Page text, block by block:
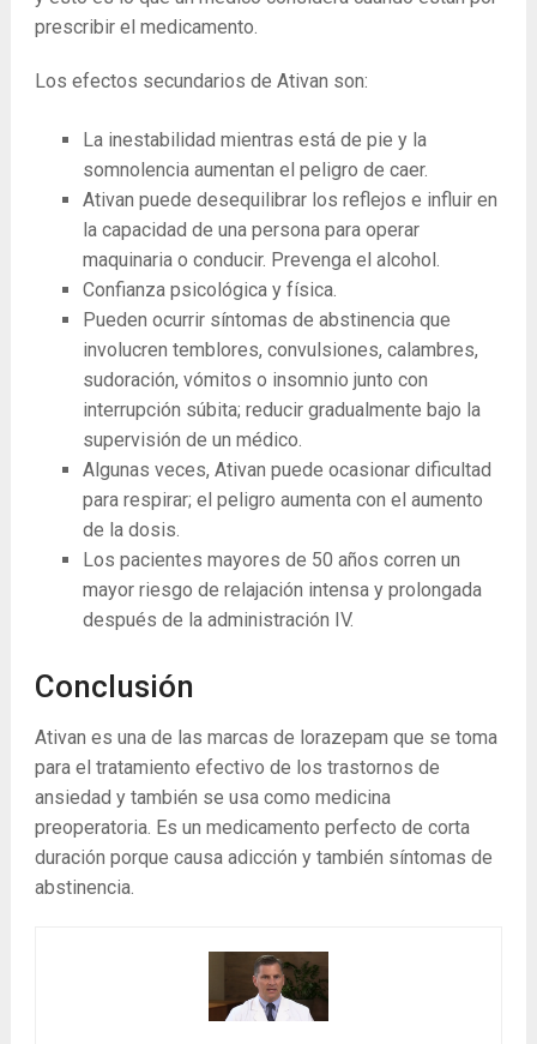
prescribir el medicamento.
Los efectos secundarios de Ativan son:
La inestabilidad mientras está de pie y la
somnolencia aumentan el peligro de caer.
Ativan puede desequilibrar los reflejos e influir en
la capacidad de una persona para operar
maquinaria o conducir. Prevenga el alcohol.
Confianza psicológica y física.
Pueden ocurrir síntomas de abstinencia que
involucren temblores, convulsiones, calambres,
sudoración, vómitos o insomnio junto con
interrupción súbita; reducir gradualmente bajo la
supervisión de un médico.
Algunas veces, Ativan puede ocasionar dificultad
para respirar; el peligro aumenta con el aumento
de la dosis.
Los pacientes mayores de 50 años corren un
mayor riesgo de relajación intensa y prolongada
después de la administración IV.
Conclusión
Ativan es una de las marcas de lorazepam que se toma
para el tratamiento efectivo de los trastornos de
ansiedad y también se usa como medicina
preoperatoria. Es un medicamento perfecto de corta
duración porque causa adicción y también síntomas de
abstinencia.